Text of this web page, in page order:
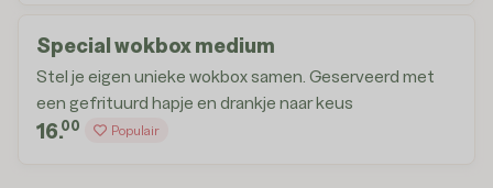
Special wokbox medium
Stel je eigen unieke wokbox samen. Geserveerd met
een gefrituurd hapje en drankje naar keus
16.00 Populair